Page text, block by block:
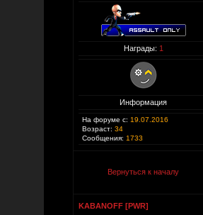
Награды: 1
Информация
На форуме с: 19.07.2016
Возраст: 34
Сообщения: 1733
Вернуться к началу
KABANOFF [PWR]